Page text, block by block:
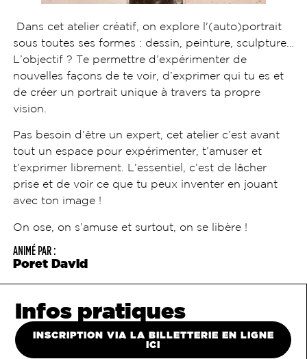
Dans cet atelier créatif, on explore l'(auto)portrait
sous toutes ses formes : dessin, peinture, sculpture…
L’objectif ? Te permettre d’expérimenter de
nouvelles façons de te voir, d’exprimer qui tu es et
de créer un portrait unique à travers ta propre
vision.
Pas besoin d’être un expert, cet atelier c’est avant
tout un espace pour expérimenter, t’amuser et
t’exprimer librement. L’essentiel, c’est de lâcher
prise et de voir ce que tu peux inventer en jouant
avec ton image !
On ose, on s’amuse et surtout, on se libère !
ANIMÉ PAR :
Poret David
Infos pratiques
INSCRIPTION VIA LA BILLETTERIE EN LIGNE
ICI